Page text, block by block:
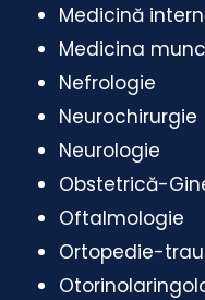
Medicină
Medicina
Nefrologie
Neurochirurgie
Neurologie
Obstetrică-
Oftalmologie
Ortopedie-